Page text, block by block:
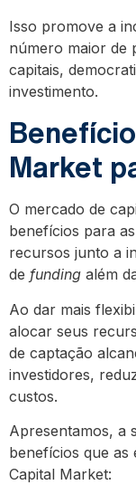
Isso promove a
número maior de
capitais,
investimento.
Market
O mercado de
benefícios para
recursos junto a
de funding além
Ao dar mais
alocar seus
de captação
investidores,
custos.
Apresentamos, a
benefícios que as
Capital Market: